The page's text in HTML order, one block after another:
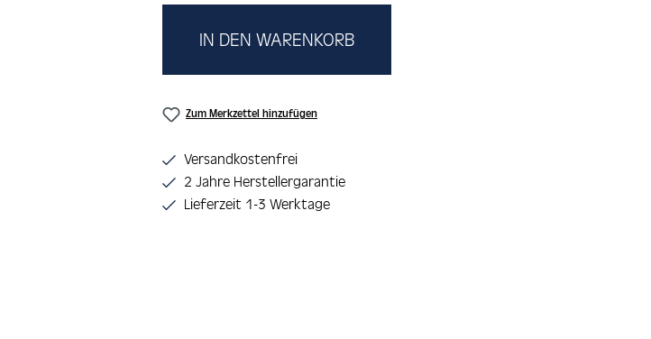
IN DEN WARENKORB
Zum Merkzettel hinzufügen
Versandkostenfrei
2 Jahre Herstellergarantie
Lieferzeit 1-3 Werktage